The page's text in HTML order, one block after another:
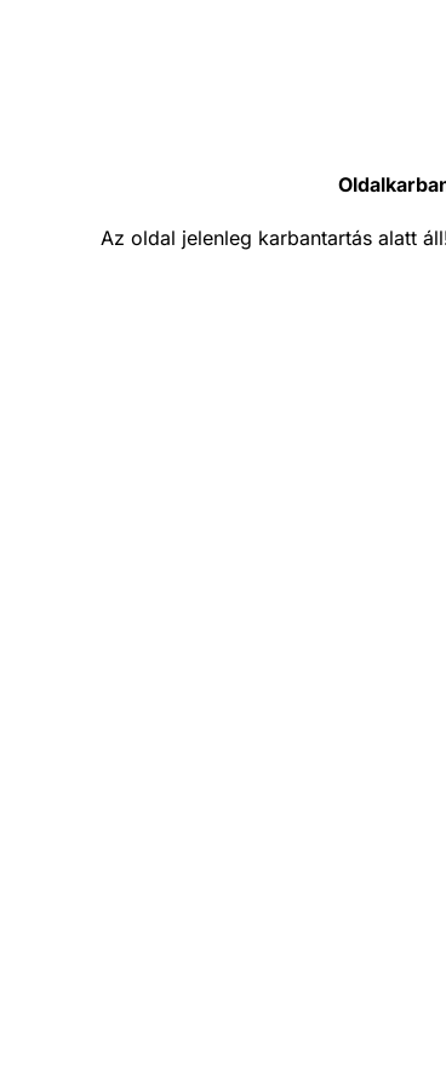
Az oldal jelenleg karbantartás alatt